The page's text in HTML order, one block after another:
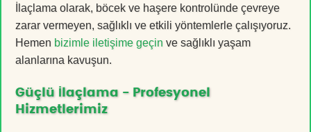
İlaçlama olarak, böcek ve haşere kontrolünde çevreye
zarar vermeyen, sağlıklı ve etkili yöntemlerle çalışıyoruz.
Hemen bizimle iletişime geçin ve sağlıklı yaşam
alanlarına kavuşun.
Güçlü İlaçlama - Profesyonel
Hizmetlerimiz